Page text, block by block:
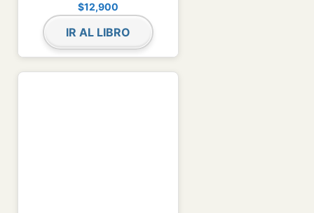
$12,900
IR AL LIBRO